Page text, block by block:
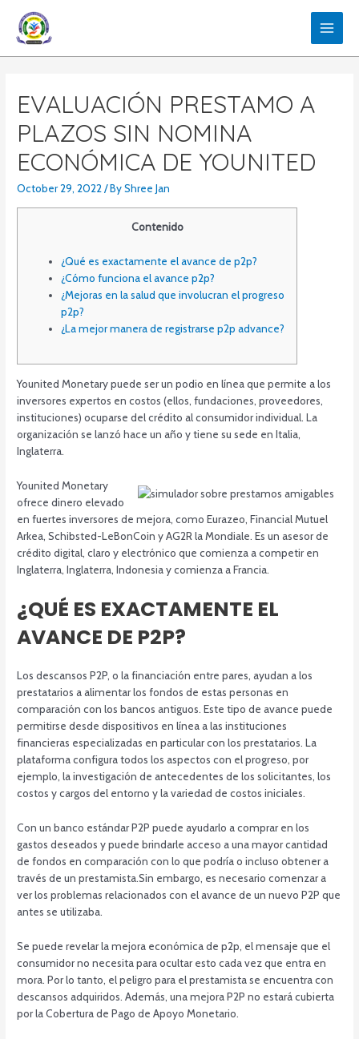
content
MAIN
EVALUACIÓN PRESTAMO A
PLAZOS SIN NOMINA
ECONÓMICA DE YOUNITED
October 29, 2022/ ByShree Jan
Contenido
¿Qué es exactamente el avance de p2p?
¿Cómo funciona el avance p2p?
¿Mejoras en la salud que involucran el progreso
p2p?
¿La mejor manera de registrarse p2p advance?
Younited Monetary puede ser un podio en línea que permite a los
inversores expertos en costos (ellos, fundaciones, proveedores,
instituciones) ocuparse del crédito al consumidor individual. La
organización se lanzó hace un año y tiene su sede en Italia,
Inglaterra.
Younited Monetary
ofrece dinero elevado
en fuertes inversores de mejora, como Eurazeo, Financial Mutuel
Arkea, Schibsted-LeBonCoin y AG2R la Mondiale.Es un asesor de
crédito digital, claro y electrónico que comienza a competir en
Inglaterra, Inglaterra, Indonesia y comienza a Francia.
¿QUÉ ES EXACTAMENTE EL
AVANCE DE P2P?
Los descansos P2P, o la financiación entre pares, ayudan a los
prestatarios a alimentar los fondos de estas personas en
comparación con los bancos antiguos. Este tipo de avance puede
permitirse desde dispositivos en línea a las instituciones
financieras especializadas en particular con los prestatarios. La
plataforma configura todos los aspectos con el progreso, por
ejemplo, la investigación de antecedentes de los solicitantes, los
costos y cargos del entorno y la variedad de costos iniciales.
Con un banco estándar P2P puede ayudarlo a comprar en los
gastos deseados y puede brindarle acceso a una mayor cantidad
de fondos en comparación con lo que podría o incluso obtener a
través de un prestamista.Sin embargo, es necesario comenzar a
ver los problemas relacionados con el avance de un nuevo P2P que
antes se utilizaba.
Se puede revelar la mejora económica de p2p, el mensaje que el
consumidor no necesita para ocultar esto cada vez que entra en
mora. Por lo tanto, el peligro para el prestamista se encuentra con
descansos adquiridos. Además, una mejora P2P no estará cubierta
por la Cobertura de Pago de Apoyo Monetario.